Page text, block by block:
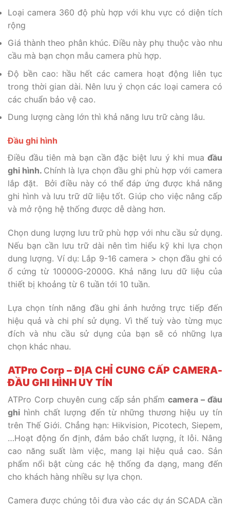
Loại camera 360 độ phù hợp với khu vực có diện tích
rộng
Giá thành theo phân khúc. Điều này phụ thuộc vào nhu
cầu mà bạn chọn mẫu camera phù hợp.
Độ bền cao: hầu hết các camera hoạt động liên tục
trong thời gian dài. Nên lưu ý chọn các loại camera có
các chuẩn bảo vệ cao.
Dung lượng càng lớn thì khả năng lưu trữ càng lâu.
Đầu ghi hình
Điều đầu tiên mà bạn cần đặc biệt lưu ý khi mua đầu
ghi hình. Chính là lựa chọn đầu ghi phù hợp với camera
lắp đặt. Bởi điều này có thể đáp ứng được khả năng
ghi hình và lưu trữ dữ liệu tốt. Giúp cho việc nâng cấp
và mở rộng hệ thống được dễ dàng hơn.
Chọn dung lượng lưu trữ phù hợp với nhu cầu sử dụng.
Nếu bạn cần lưu trữ dài nên tìm hiểu kỹ khi lựa chọn
dung lượng. Ví dụ: Lắp 9-16 camera > chọn đầu ghi có
ổ cứng từ 10000G-2000G. Khả năng lưu dữ liệu của
thiết bị khoảng từ 6 tuần tới 10 tuần.
Lựa chọn tính năng đầu ghi ảnh hưởng trực tiếp đến
hiệu quả và chi phí sử dụng. Vì thế tuỳ vào từng mục
đích và nhu cầu sử dụng của bạn sẽ có những lựa
chọn khác nhau.
ATPro Corp – ĐỊA CHỈ CUNG CẤP CAMERA-
ĐẦU GHI HÌNH UY TÍN
ATPro Corp chuyên cung cấp sản phẩmcamera – đầu
ghi hình chất lượng đến từ những thương hiệu uy tín
trên Thế Giới. Chẳng hạn: Hikvision, Picotech, Siepem,
…Hoạt động ổn định, đảm bảo chất lượng, ít lỗi. Nâng
cao năng suất làm việc, mang lại hiệu quả cao. Sản
phẩm nổi bật cùng các hệ thống đa dạng, mang đến
cho khách hàng nhiều sự lựa chọn.
Camera được chúng tôi đưa vào các dự án SCADA cần